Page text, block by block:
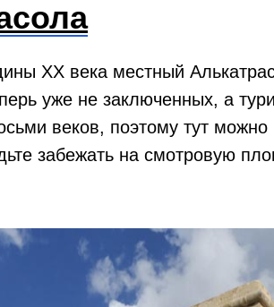
XX века местный
уже не заключенных, а
веков, поэтому тут можно
забежать на смотровую